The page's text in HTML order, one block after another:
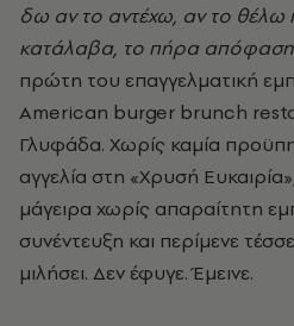
δω αν το αντέχω, αν το θέλω
κατάλαβα, το πήρα
πρώτη του επαγγελματική
American burger brunch
Γλυφάδα. Χωρίς καμία
αγγελία στη «Χρυσή
μάγειρα χωρίς απαραίτητη
συνέντευξη και περίμενε
μιλήσει. Δεν έφυγε. Έμεινε.